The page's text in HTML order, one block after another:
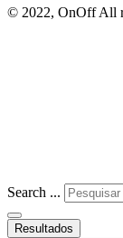
© 2022, OnOff All
Search ...
Resultados